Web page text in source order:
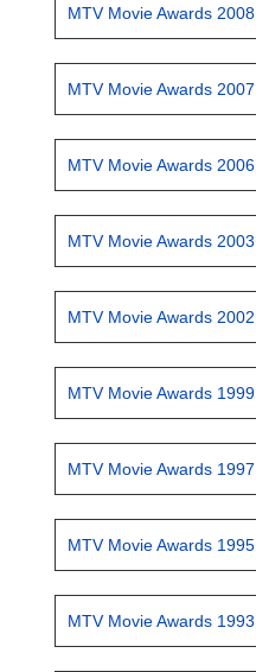
MTV Movie Awards 2008
MTV Movie Awards 2007
MTV Movie Awards 2006
MTV Movie Awards 2003
MTV Movie Awards 2002
MTV Movie Awards 1999
MTV Movie Awards 1997
MTV Movie Awards 1995
MTV Movie Awards 1993